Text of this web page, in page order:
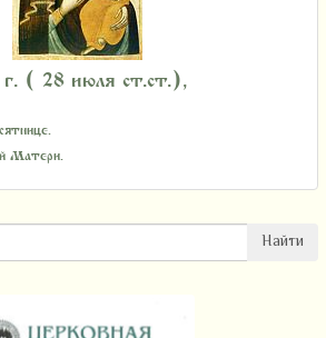
г. ( 28 июля ст.ст.),
Матери.
Найти